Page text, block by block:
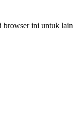
browser ini untuk lain